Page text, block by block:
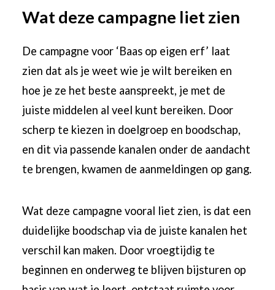
Wat deze campagne liet zien
De campagne voor ‘Baas op eigen erf’ laat
zien dat als je weet wie je wilt bereiken en
hoe je ze het beste aanspreekt, je met de
juiste middelen al veel kunt bereiken. Door
scherp te kiezen in doelgroep en boodschap,
en dit via passende kanalen onder de aandacht
te brengen, kwamen de aanmeldingen op gang.
Wat deze campagne vooral liet zien, is dat een
duidelijke boodschap via de juiste kanalen het
verschil kan maken. Door vroegtijdig te
beginnen en onderweg te blijven bijsturen op